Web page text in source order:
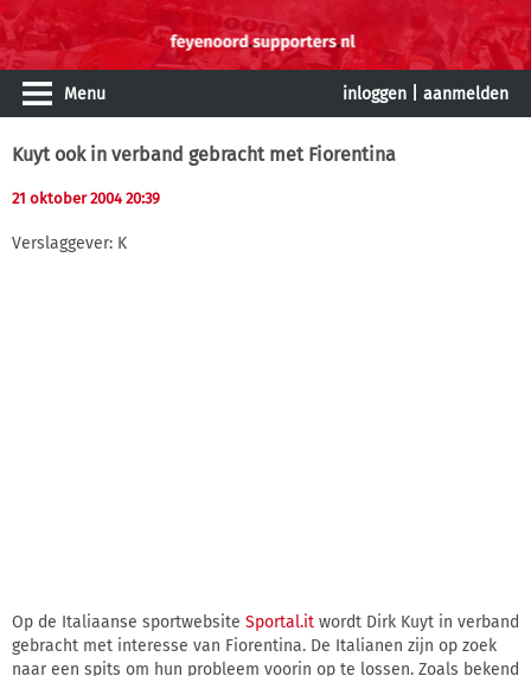
Menu inloggen aanmelden
Kuyt ook in verband gebracht met Fiorentina
21 oktober 2004 20:39
Verslaggever: K
Op de Italiaanse sportwebsite Sportal.it wordt Dirk Kuyt in verband
gebracht met interesse van Fiorentina. De Italianen zijn op zoek
naar een spits om hun probleem voorin op te lossen. Zoals bekend